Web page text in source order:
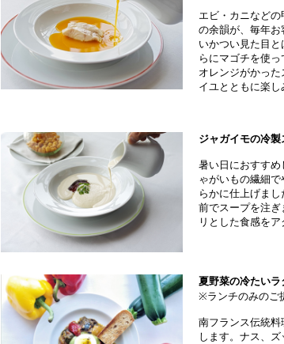
エビ・カニなど
の余韻が、毎年お
いかつい見た目
らにマゴチを使
オレンジがかっ
イユとともに楽し
ジャガイモの冷
暑い日におすす
ゃがいもの繊細
らかに仕上げま
前でスープを注
リとした食感をア
夏野菜の冷たい
※ランチのみのご
南フランス伝統
します。ナス、